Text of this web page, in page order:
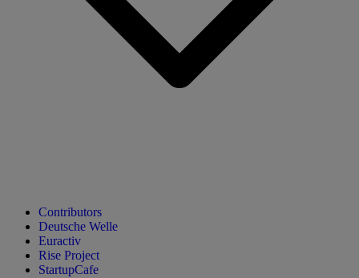
Contributors
Deutsche Welle
Euractiv
Rise Project
StartupCafe